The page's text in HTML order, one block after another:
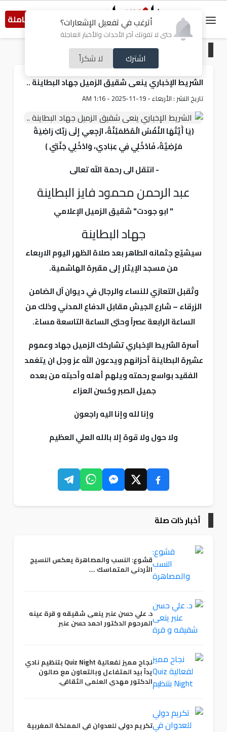
أترغب في تفعيل الإشعارات؟
حتى لا تفوتك آخر الأحداث والأخبار العاجلة
اشترك لا شكراً
النسخة الكاملة
خبر و صورة
الشريط الإخباري ينعى شقيق الزميل جهاد البطاينة ..
تاريخ النشر : الأربعاء - 19-11-2025 - 1:16 AM
﴿يَا أَيَّتُهَا النَّفْسُ الْمُطْمَئِنَّةُ، ارْجِعِي إِلَىٰ رَبِّكِ رَاضِيَةً
مَرْضِيَّةً، فَادْخُلِي فِي عِبَادِي، وَادْخُلِي جَنَّتِي ﴾
- انتقل الى رحمة الله تعالى
عبد الرحمن محمود فايز البطاينة
" ابو جودت" شقيق الزميل الإعلامي
جهاد البطاينة
سيشيّع جثمانه الطاهر بعد صلاة الظهر اليوم الاربعاء
من مسجد الإيثار إلى مقبرة الهاشمية.
وتُقبل التعازي للنساء والرجال في ديوان آل الضامن
الزرقاء – شارع الجيش مقابل الدفاع المدني وذلك من
الساعة الرابعة عصراً وحتى الساعة التاسعة مساءً.
أسرة الشريط الإخباري تشاركك الزميل جهاد وعموم
عشيرة البطاينة أحزانهم ويدعون الله عز وجل ان يتغمد
الفقيد بواسع رحمته ويلهم أهله وأحبته من بعده
جميل الصبر وحُسن العزاء
وإنا لله وإنا اليه راجعون
ولا حول ولا قوة إلا بالله العلي العظيم
أخبار ذات صلة
قشوع: النسب والمصاهرة يعكس النسيج
الأردني المتماسك ….
د. علي حسن عنبر ينعى شقيقه و قرة عينه
المرحوم الدكتور احمد حسن عنبر
نجاح مميز لفعالية Quiz Night بتنظيم نادي
يداً بيد المتفاءل وبالتعاون مع صالون
الدكتور مهدي العلمي الثقافي.
تكريم دولي للعدوان في المملكة المغربية